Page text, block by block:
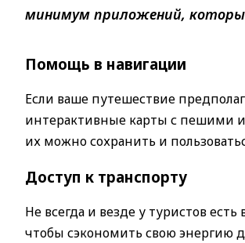
минимум приложений,
Помощь в навигации
Если ваше путешествие
интерактивные карты с пешими
их можно сохранить и
Доступ к транспорту
Не всегда и везде у туристов
чтобы сэкономить свою энергию